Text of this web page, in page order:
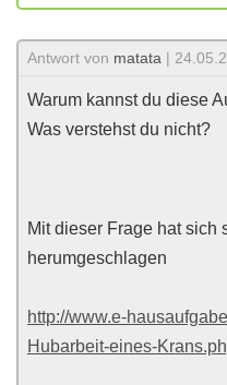
Antwort von matata |
Warum kannst du diese
Was verstehst du nicht?
Mit dieser Frage hat sich
herumgeschlagen
http://www.e-
Hubarbeit-eines-